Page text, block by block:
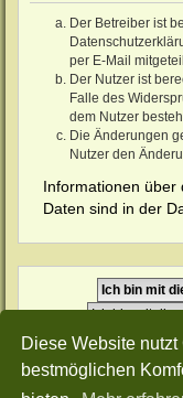
Diese Website
bestmöglichen
Der Betreiber ist
per E-Mail
Der Nutzer ist
Falle des
dem Nutzer
Die Änderungen
Nutzer den
Informationen über
Daten sind in der